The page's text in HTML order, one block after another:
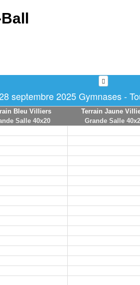
septembre 2025 Gymnases -
Bleu Villiers
Salle 40x20
Terrain Jaune
Grande Salle